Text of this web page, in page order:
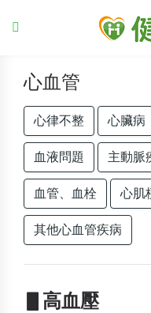
心血管
心律不整 心臟病
血液問題 主動脈
血管、血栓 心肌
其他心血管疾病
▋高血壓